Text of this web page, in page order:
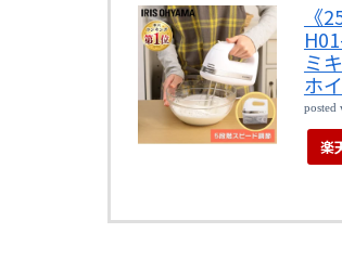
《
ミ
ホ
posted
楽